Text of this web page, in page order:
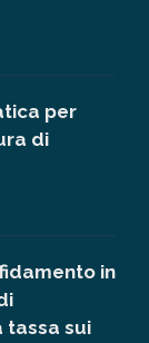
per
di
in
tassa sui